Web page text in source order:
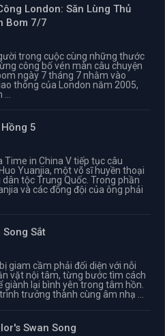
London: Săn Lùng Thủ
Bom 7/7
trong cuộc cùng những thước
công bố vén màn câu chuyện
ngày 7 tháng 7 nhằm vào
thông của London năm 2005,
5
Time in China V tiếp tục câu
Yuanjia, một võ sĩ huyền thoại
tộc Trung Quốc. Trong phần
và các đồng đội của ông phải
Song Sắt
giam cầm phải đối diện với nỗi
vặt nội tâm, từng bước tìm cách
giành lại bình yên trong tâm hồn.
trưởng thành cùng âm nhạ ...
Swan Song